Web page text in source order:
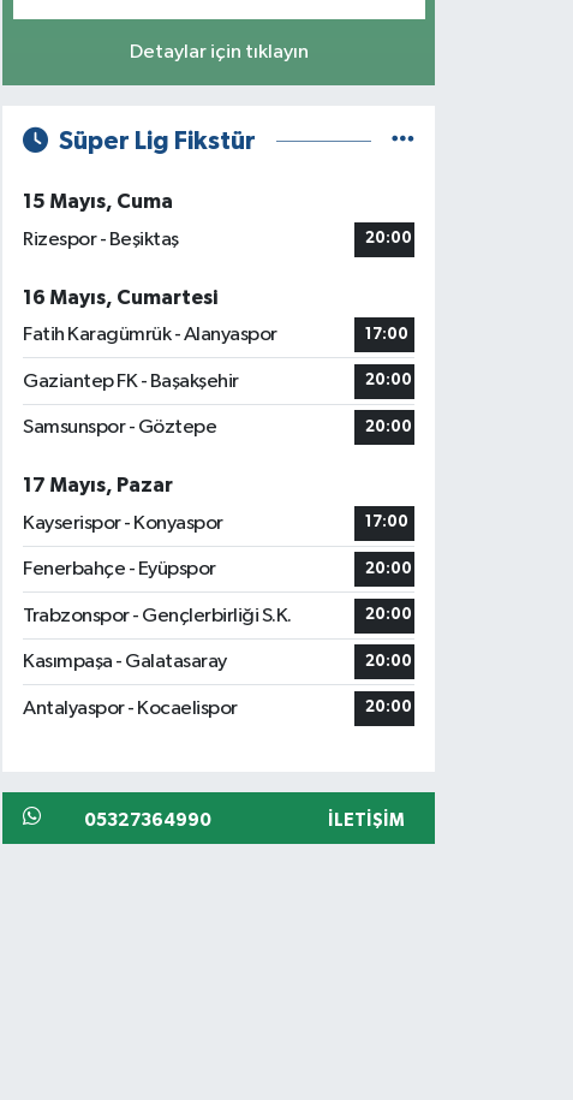
Detaylar için tıklayın
Süper Lig Fikstür
15 Mayıs, Cuma
Rizespor - Beşiktaş
20:00
16 Mayıs, Cumartesi
Fatih Karagümrük - Alanyaspor
17:00
Gaziantep FK - Başakşehir 20:00
Samsunspor - Göztepe 20:00
17 Mayıs, Pazar
Kayserispor - Konyaspor
17:00
Fenerbahçe - Eyüpspor 20:00
Trabzonspor - Gençlerbirliği S.K. 20:00
Kasımpaşa - Galatasaray 20:00
Antalyaspor - Kocaelispor 20:00
05327364990 İLETIŞIM